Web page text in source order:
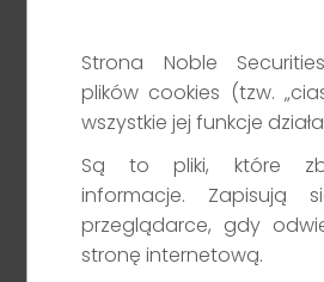
Shareholder Register
Log in
Strona Noble
plików cookies (tzw.
wszystkie jej funkcje
Są to pliki, które
informacje. Zapisują
przeglądarce, gdy
stronę internetową.